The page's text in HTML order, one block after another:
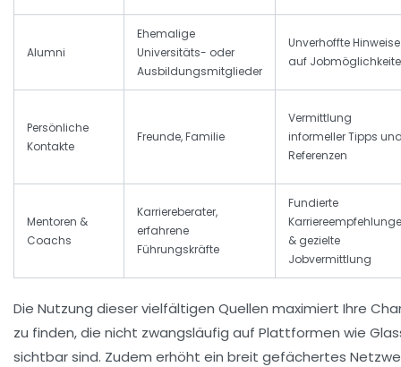
Alumni
Ehemalige
Universitäts- oder
Ausbildungsmitglieder
Unverhoffte Hinweise
auf
Persönliche
Kontakte
Freunde, Familie
Vermittlung
informeller Tipps
Referenzen
Mentoren &
Coachs
Karriereberater,
erfahrene
Führungskräfte
Fundierte
& gezielte
Jobvermittlung
Die Nutzung dieser vielfältigen Quellen maximiert Ihre
zu finden, die nicht zwangsläufig auf Plattformen wie
sichtbar sind. Zudem erhöht ein breit gefächertes